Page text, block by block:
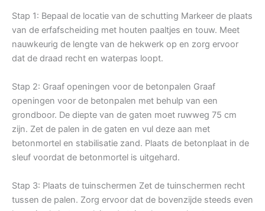
Stap 1: Bepaal de locatie van de schutting Markeer de plaats
van de erfafscheiding met houten paaltjes en touw. Meet
nauwkeurig de lengte van de hekwerk op en zorg ervoor
dat de draad recht en waterpas loopt.
Stap 2: Graaf openingen voor de betonpalen Graaf
openingen voor de betonpalen met behulp van een
grondboor. De diepte van de gaten moet ruwweg 75 cm
zijn. Zet de palen in de gaten en vul deze aan met
betonmortel en stabilisatie zand. Plaats de betonplaat in de
sleuf voordat de betonmortel is uitgehard.
Stap 3: Plaats de tuinschermen Zet de tuinschermen recht
tussen de palen. Zorg ervoor dat de bovenzijde steeds even